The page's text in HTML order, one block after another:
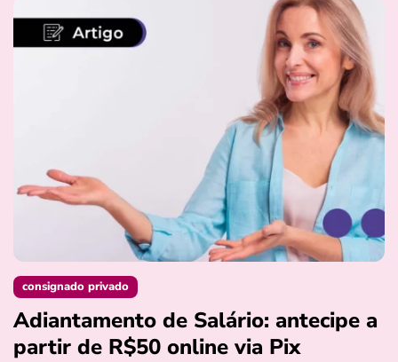
consignado privado
Adiantamento de Salário: antecipe a
partir de R$50 online via Pix